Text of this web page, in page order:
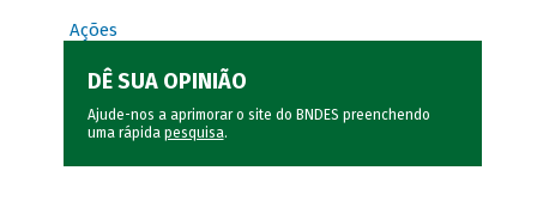
Ações
DÊ SUA OPINIÃO
Ajude-nos a aprimorar o site do BNDES preenchendo
uma rápida pesquisa.